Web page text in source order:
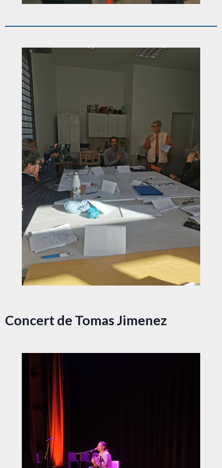
Concert de Tomas Jimenez